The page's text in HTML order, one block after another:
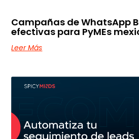
Campañas de WhatsApp
efectivas para PyMEs
Leer Más